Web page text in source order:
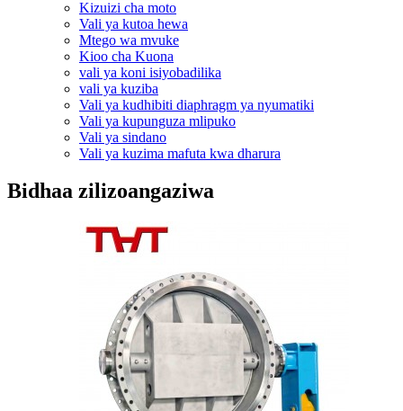
Kizuizi cha moto
Vali ya kutoa hewa
Mtego wa mvuke
Kioo cha Kuona
vali ya koni isiyobadilika
vali ya kuziba
Vali ya kudhibiti diaphragm ya nyumatiki
Vali ya kupunguza mlipuko
Vali ya sindano
Vali ya kuzima mafuta kwa dharura
Bidhaa zilizoangaziwa